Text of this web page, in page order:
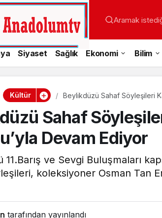
Aramak
Siyaset Sağlık Ekonomi Bilim
Kültür Beylikdüzü Sahaf Söyleşileri
Sahaf
Devam Ediyor
11.Barış ve Sevgi Buluşmaları
koleksiyoner Osman Tan
tarafından yayınlandı